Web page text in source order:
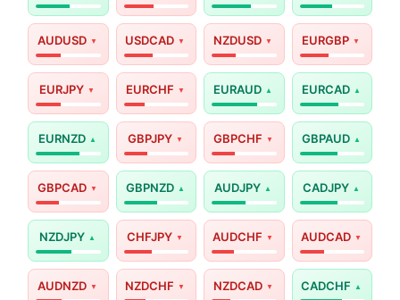
AUDUSD USDCAD NZDUSD EURGBP
EURJPY EURCHF EURAUD EURCAD
EURNZD GBPJPY GBPCHF GBPAUD
GBPCAD GBPNZD AUDJPY CADJPY
NZDJPY CHFJPY AUDCHF AUDCAD
AUDNZD NZDCHF NZDCAD CADCHF